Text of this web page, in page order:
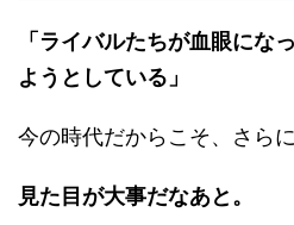
「ライバルたちが血眼にな
ようとしている」
今の時代だからこそ、さらに
見た目が大事だなあと。